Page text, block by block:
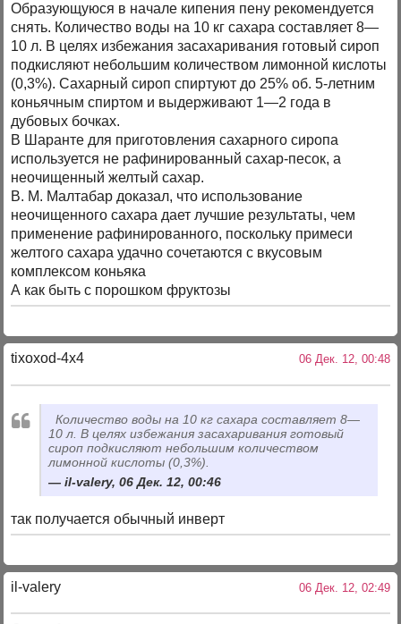
Образующуюся в начале кипения пену рекомендуется
снять. Количество воды на 10 кг сахара составляет 8—
10 л. В целях избежания засахаривания готовый сироп
подкисляют небольшим количеством лимонной кислоты
(0,3%). Сахарный сироп спиртуют до 25% об. 5-летним
коньячным спиртом и выдерживают 1—2 года в
дубовых бочках.
В Шаранте для приготовления сахарного сиропа
используется не рафинированный сахар-песок, а
неочищенный желтый сахар.
В. М. Малтабар доказал, что использование
неочищенного сахара дает лучшие результаты, чем
применение рафинированного, поскольку примеси
желтого сахара удачно сочетаются с вкусовым
комплексом коньяка
А как быть с порошком фруктозы
tixoxod-4x4 06 Дек. 12, 00:48
Количество воды на 10 кг сахара составляет 8—
10 л. В целях избежания засахаривания готовый
сироп подкисляют небольшим количеством
лимонной кислоты (0,3%).
il-valery, 06 Дек. 12, 00:46
так получается обычный инверт
il-valery 06 Дек. 12, 02:49